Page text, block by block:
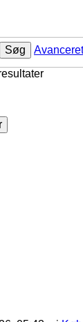
Søg